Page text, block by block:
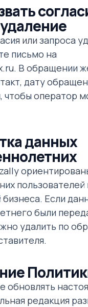
или запроса
письмо на
В обращении
дату
чтобы оператор
данных
пользователей
Если
были
удалить по
обновлять
редакция